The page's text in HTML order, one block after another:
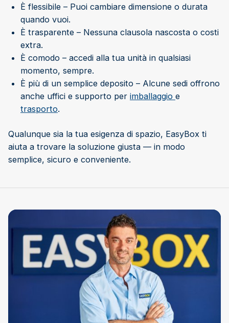
È flessibile – Puoi cambiare dimensione o durata
quando vuoi.
È trasparente – Nessuna clausola nascosta o costi
extra.
È comodo – accedi alla tua unità in qualsiasi
momento, sempre.
È più di un semplice deposito – Alcune sedi offrono
anche uffici e supporto per imballaggio e
trasporto.
Qualunque sia la tua esigenza di spazio, EasyBox ti
aiuta a trovare la soluzione giusta — in modo
semplice, sicuro e conveniente.